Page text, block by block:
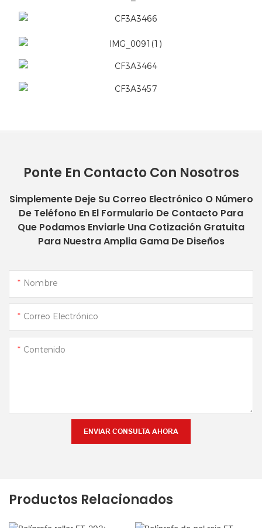
Ponte En Contacto Con Nosotros
Simplemente Deje Su Correo Electrónico O Número
De Teléfono En El Formulario De Contacto Para
Que Podamos Enviarle Una Cotización Gratuita
Para Nuestra Amplia Gama De Diseños
Nombre
Correo Electrónico
Contenido
ENVIAR CONSULTA AHORA
Productos Relacionados